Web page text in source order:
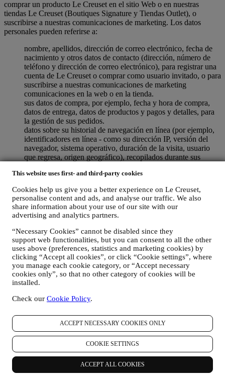
This website uses first- and third-party cookies
Cookies help us give you a better experience on Le Creuset,
personalise content and ads, and analyse our traffic. We also
share information about your use of our site with our
advertising and analytics partners.
“Necessary Cookies” cannot be disabled since they
support web functionalities, but you can consent to all the other
uses above (preferences, statistics and marketing cookies) by
clicking “Accept all cookies”, or click “Cookie settings”, where
you manage each cookie category, or “Accept necessary
cookies only”, so that no other category of cookies will be
installed.
Check our Cookie Policy.
ACCEPT NECESSARY COOKIES ONLY
COOKIE SETTINGS
ACCEPT ALL COOKIES
comprar un producto Le Creuset en el sitio Web o en nuestras
tiendas Le Creuset (Boutiques Signature y Tiendas Outlet), o
suscribirse a nuestras comunicaciones de marketing. Los datos
personales pueden referirse a:
nombre, apellidos, dirección de correo electrónico, fecha de
nacimiento y otros datos de contacto (dirección, número de
teléfono y dirección de correo electrónico), para registrar una
cuenta de Le Creuset o comprar como usuario invitado, o para
suscribirse a nuestras comunicaciones de marketing
comunicaciones en la web o en la tienda.
sus datos de compra, por ejemplo, fecha y hora de compra,
datos de entrega, datos de productos y pagos y detalles, para
la gestión de sus pedidos.
datos sobre su historial de navegación en línea (por ejemplo,
identificadores en línea - como su dirección IP, versión del
navegador, sistema operativo, duración de la visita, usuario
que regresa, origen geográfico), recopilados durante sus
mediante el uso de registros y/o tecnologías de seguimiento
píxeles de seguimiento en los correos electrónicos), para
mejorar nuestros servicios y anuncios, o para nuestro análisis
estadístico - en la mayoría de los casos no podremos
identificarlo a través de esta información técnica. Para obtener
información sobre la recopilación de datos a través de
cookies, consulte nuestra Política de Cookiesaquí ).
sus comentarios, solicitudes, quejas, preguntas o interacciones
con nosotros (por ejemplo, sus mensajes, chats, publicaciones
en redes sociales, correos electrónicos o llamadas telefónicas).
Los datos personales recopilados de usted cuando utiliza el Sitio
muy protegidos y tiene los derechos de privacidad que se explican
2. ¿QUIEN RECOPILA SU INFORMACION?
El responsable del tratamiento de datos de los servicios de comercio
electrónico ofrecidos a través del Sitio Web es Le Creuset SL con
domicilio social en Paseo de Gracia 9, 2º - 08007 – Barcelona.
Si consientes recibir comunicaciones de marketing de nuestra parte,
pasarás a formar parte de la base de datos de consumidores del
grupo Le Creuset, que es gestionada, como corresponsables del